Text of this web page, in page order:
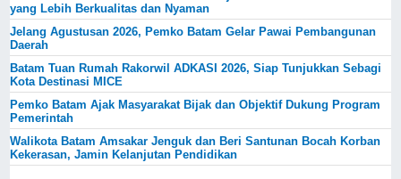
yang Lebih Berkualitas dan Nyaman
Jelang Agustusan 2026, Pemko Batam Gelar Pawai Pembangunan
Daerah
Batam Tuan Rumah Rakorwil ADKASI 2026, Siap Tunjukkan Sebagi
Kota Destinasi MICE
Pemko Batam Ajak Masyarakat Bijak dan Objektif Dukung Program
Pemerintah
Walikota Batam Amsakar Jenguk dan Beri Santunan Bocah Korban
Kekerasan, Jamin Kelanjutan Pendidikan